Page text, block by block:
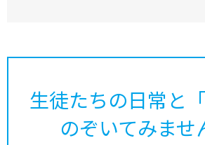
生徒たちの日常と
のぞいてみませ